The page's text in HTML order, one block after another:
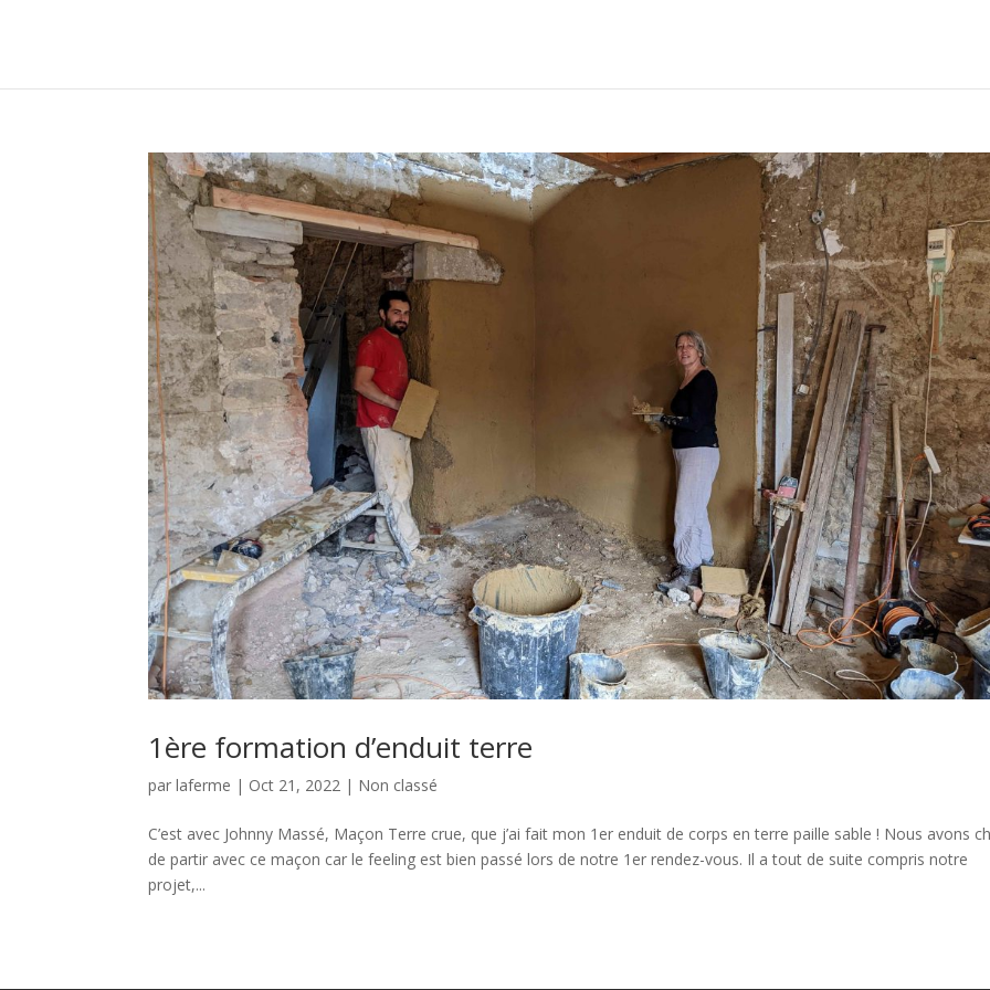
1ère formation d’enduit terre
parlaferme | Oct 21, 2022 | Non classé
C’est avec Johnny Massé, Maçon Terre crue, que j’ai fait mon 1er enduit de corps en terre paille sable ! Nous avons
de partir avec ce maçon car le feeling est bien passé lors de notre 1er rendez-vous. Il a tout de suite compris notre
projet,...